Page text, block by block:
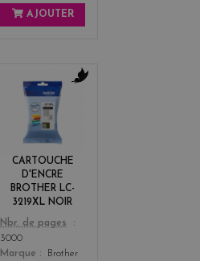
AJOUTER
CARTOUCHE
D'ENCRE
BROTHER LC-
3219XL NOIR
Color
k
Nbr. de pages
3000
Marque
Brother